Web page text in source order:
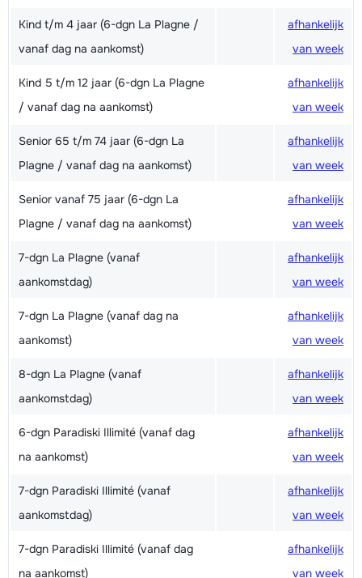
Kind t/m 4 jaar (6-dgn La Plagne /
vanaf dag na aankomst)
afhankelijk
van week
Kind 5 t/m 12 jaar (6-dgn La Plagne
/ vanaf dag na aankomst)
afhankelijk
van week
Senior 65 t/m 74 jaar (6-dgn La
Plagne / vanaf dag na aankomst)
afhankelijk
van week
Senior vanaf 75 jaar (6-dgn La
Plagne / vanaf dag na aankomst)
afhankelijk
van week
7-dgn La Plagne (vanaf
aankomstdag)
afhankelijk
van week
7-dgn La Plagne (vanaf dag na
aankomst)
afhankelijk
van week
8-dgn La Plagne (vanaf
aankomstdag)
afhankelijk
van week
6-dgn Paradiski Illimité (vanaf dag
na aankomst)
afhankelijk
van week
7-dgn Paradiski Illimité (vanaf
aankomstdag)
afhankelijk
van week
7-dgn Paradiski Illimité (vanaf dag
na aankomst)
afhankelijk
van week